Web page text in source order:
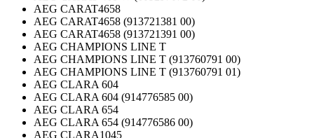
AEG CARAT4658
AEG CARAT4658 (913721381 00)
AEG CARAT4658 (913721391 00)
AEG CHAMPIONS LINE T
AEG CHAMPIONS LINE T (913760791 00)
AEG CHAMPIONS LINE T (913760791 01)
AEG CLARA 604
AEG CLARA 604 (914776585 00)
AEG CLARA 654
AEG CLARA 654 (914776586 00)
AEG CLARA1045